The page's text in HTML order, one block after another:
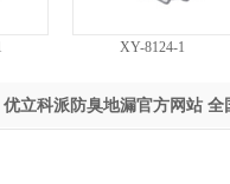
XY-8124-1
优立科派防臭地漏官方网站 全